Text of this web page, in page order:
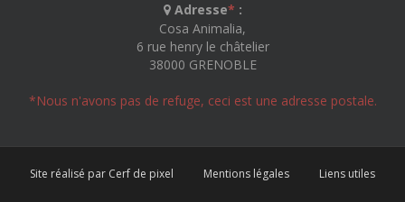
Adresse* :
Cosa Animalia,
6 rue henry le châtelier
38000 GRENOBLE
*Nous n'avons pas de refuge, ceci est une adresse postale.
Site réalisé par Cerf de pixel Mentions légales Liens utiles